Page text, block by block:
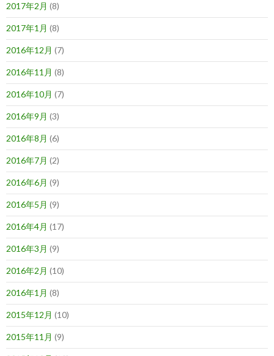
2017年2月 (8)
2017年1月 (8)
2016年12月 (7)
2016年11月 (8)
2016年10月 (7)
2016年9月 (3)
2016年8月 (6)
2016年7月 (2)
2016年6月 (9)
2016年5月 (9)
2016年4月 (17)
2016年3月 (9)
2016年2月 (10)
2016年1月 (8)
2015年12月 (10)
2015年11月 (9)